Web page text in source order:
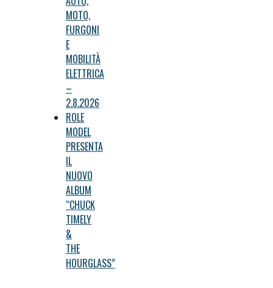
MOTO,
FURGONI
E
MOBILITÀ
ELETTRICA
–
2.8.2026
ROLE
MODEL
PRESENTA
IL
NUOVO
ALBUM
“CHUCK
TIMELY
&
THE
HOURGLASS”